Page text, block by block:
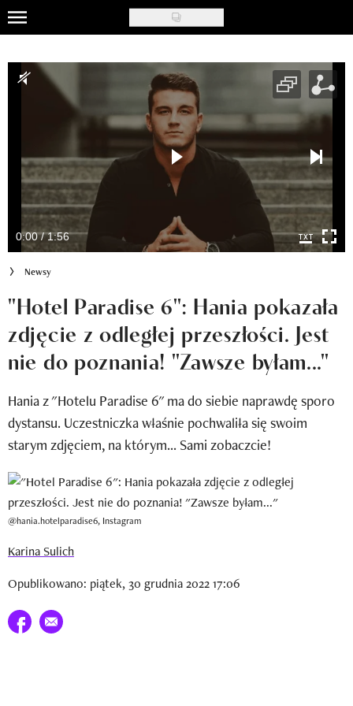
Skip
to
main
content
Moda
Styl życia
Nasze akcje
Inspiracje
Newsy
Newsletter
Wizaz Summer Influ School
Mój profil / Zarejestruj się
0:00 / 1:56
Newsy
"Hotel Paradise 6": Hania pokazała
zdjęcie z odległej przeszłości. Jest
nie do poznania! "Zawsze byłam..."
Hania z "Hotelu Paradise 6" ma do siebie naprawdę sporo
dystansu. Uczestniczka właśnie pochwaliła się swoim
starym zdjęciem, na którym... Sami zobaczcie!
@hania.hotelparadise6, Instagram
Karina Sulich
Opublikowano: piątek, 30 grudnia 2022 17:06
Udostępnij na facebook
E-mail do przyjaciela